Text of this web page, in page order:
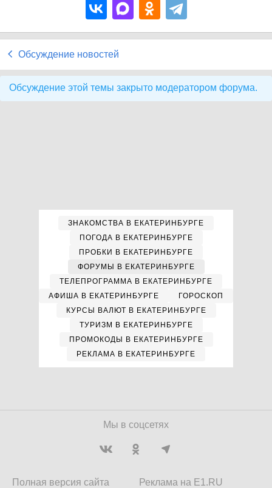
Обсуждение новостей
Обсуждение этой темы закрыто модератором форума.
ЗНАКОМСТВА В ЕКАТЕРИНБУРГЕ
ПОГОДА В ЕКАТЕРИНБУРГЕ
ПРОБКИ В ЕКАТЕРИНБУРГЕ
ФОРУМЫ В ЕКАТЕРИНБУРГЕ
ТЕЛЕПРОГРАММА В ЕКАТЕРИНБУРГЕ
АФИША В ЕКАТЕРИНБУРГЕ
ГОРОСКОП
КУРСЫ ВАЛЮТ В ЕКАТЕРИНБУРГЕ
ТУРИЗМ В ЕКАТЕРИНБУРГЕ
ПРОМОКОДЫ В ЕКАТЕРИНБУРГЕ
РЕКЛАМА В ЕКАТЕРИНБУРГЕ
Мы в соцсетях
Полная версия сайта
Реклама на E1.RU